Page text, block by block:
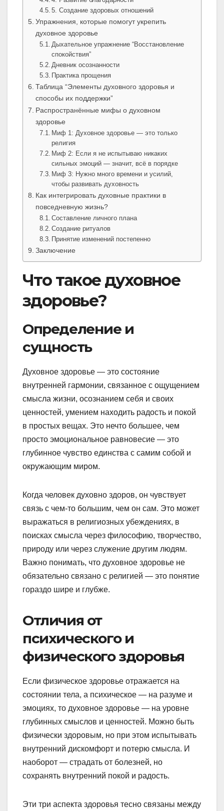
5. Создание здоровых отношений
Упражнения, которые помогут укрепить
духовное здоровье
Дыхательное упражнение “Восстановление
спокойствия”
Дневник осознанности
Практика прощения
Таблица “Элементы духовного здоровья и
способы их поддержки”
Распространённые мифы о духовном
здоровье
Миф 1: Духовное здоровье — это только
религия
Миф 2: Если я не испытываю никаких
сильных эмоций — значит, всё в порядке
Миф 3: Нужно много времени и усилий,
чтобы развивать духовность
Как интегрировать духовные практики в
повседневную жизнь?
Составление личного плана
Создание ритуалов
Принятие изменений постепенно
Заключение
Что такое духовное
здоровье?
Определение и
сущность
Духовное здоровье — это состояние
внутренней гармонии, связанное с ощущением
смысла жизни, осознанием себя и своих
ценностей, умением находить радость и покой
в простых вещах. Это нечто большее, чем
просто эмоциональное равновесие — это
глубинное чувство единства с самим собой и
окружающим миром.
Когда человек духовно здоров, он чувствует
связь с чем-то большим, чем он сам. Это может
выражаться в религиозных убеждениях, в
поисках смысла через философию, творчество,
природу или через служение другим людям.
Важно понимать, что духовное здоровье не
обязательно связано с религией — это понятие
гораздо шире и глубже.
Отличия от
психического и
физического здоровья
Если физическое здоровье отражается на
состоянии тела, а психическое — на разуме и
эмоциях, то духовное здоровье — на уровне
глубинных смыслов и ценностей. Можно быть
физически здоровым, но при этом испытывать
внутренний дискомфорт и потерю смысла. И
наоборот — страдать от болезней, но
сохранять внутренний покой и радость.
Эти три аспекта здоровья тесно связаны между